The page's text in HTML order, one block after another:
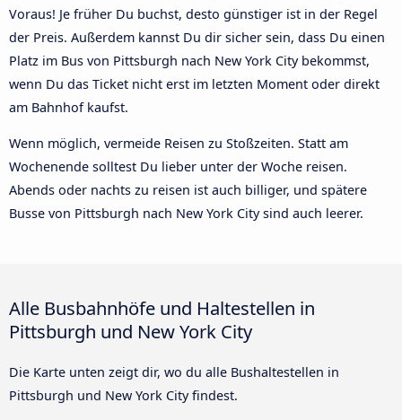
Voraus! Je früher Du buchst, desto günstiger ist in der Regel
der Preis. Außerdem kannst Du dir sicher sein, dass Du einen
Platz im Bus von Pittsburgh nach New York City bekommst,
wenn Du das Ticket nicht erst im letzten Moment oder direkt
am Bahnhof kaufst.
Wenn möglich, vermeide Reisen zu Stoßzeiten. Statt am
Wochenende solltest Du lieber unter der Woche reisen.
Abends oder nachts zu reisen ist auch billiger, und spätere
Busse von Pittsburgh nach New York City sind auch leerer.
Alle Busbahnhöfe und Haltestellen in
Pittsburgh und New York City
Die Karte unten zeigt dir, wo du alle Bushaltestellen in
Pittsburgh und New York City findest.